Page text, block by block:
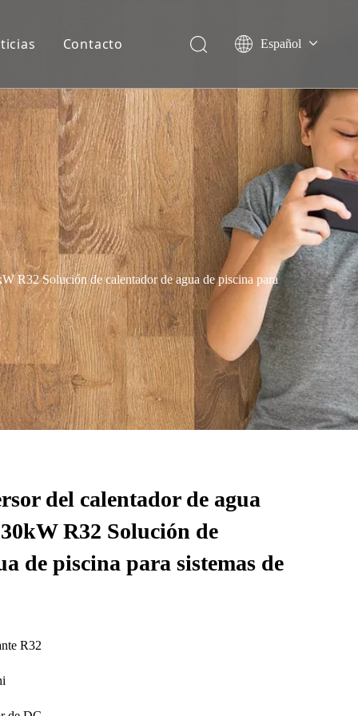
Contacto Español
Français
Deutsch
Italiano
Nederlands
R32 Solución de calentador de agua de piscina para
del calentador de agua
R32 Solución de
de piscina para sistemas de
R32